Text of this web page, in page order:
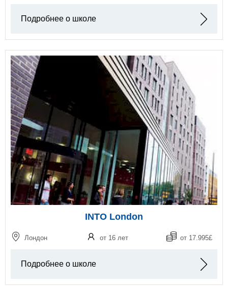
Подробнее о школе
INTO London
Лондон от 16 лет от 17.995£
Подробнее о школе